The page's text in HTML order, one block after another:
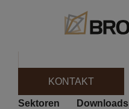
KONTAKT
Sektoren Downloads